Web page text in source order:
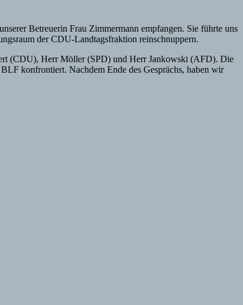
Betreuerin Frau Zimmermann empfangen. Sie führte uns
der CDU-Landtagsfraktion reinschnuppern.
(CDU), Herr Möller (SPD) und Herr Jankowski (AFD). Die
konfrontiert. Nachdem Ende des Gesprächs, haben wir